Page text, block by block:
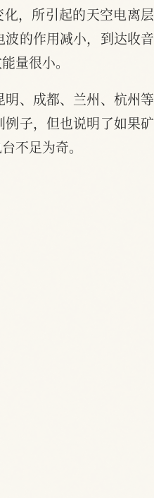
，所引起的天空电离层
的作用减小，到达收音
量很小。
、成都、兰州、杭州等
子，但也说明了如果矿
不足为奇。